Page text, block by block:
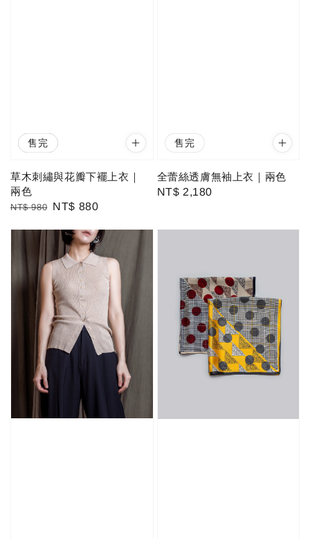
優惠
售完
草木刺繡與花瓣下襬上衣｜
兩色
Regular
NT$ 980 Sale
NT$ 880
售完
全蕾絲透膚無袖上衣｜兩色
Regular
NT$ 2,180